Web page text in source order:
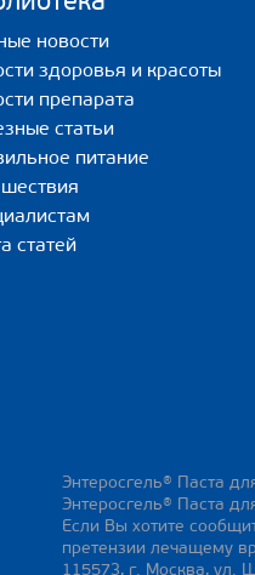
новости
здоровья и красоты
препарата
статьи
питание
статей
Энтеросгель® Паста
Энтеросгель® Паста
Если Вы хотите
претензии лечащему
115573, г. Москва, ул.